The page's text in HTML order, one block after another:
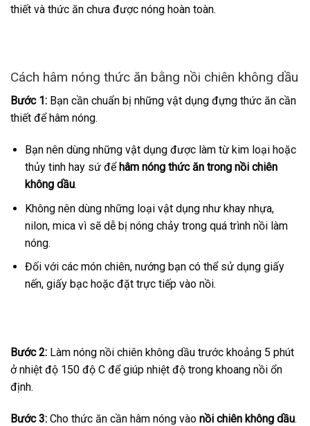
thiết và thức ăn chưa được nóng hoàn toàn.
Cách hâm nóng thức ăn bằng nồi chiên không dầu
Bước 1: Bạn cần chuẩn bị những vật dụng đựng thức ăn cần
thiết để hâm nóng.
Bạn nên dùng những vật dụng được làm từ kim loại hoặc
thủy tinh hay sứ đểhâm nóng thức ăn trong nồi chiên
không dầu.
Không nên dùng những loại vật dụng như khay nhựa,
nilon, mica vì sẽ dễ bị nóng chảy trong quá trình nồi làm
nóng.
Đối với các món chiên, nướng bạn có thể sử dụng giấy
nến, giấy bạc hoặc đặt trực tiếp vào nồi.
Bước 2: Làm nóng nồi chiên không dầu trước khoảng 5 phút
ở nhiệt độ 150 độ C để giúp nhiệt độ trong khoang nồi ổn
định.
Bước 3: Cho thức ăn cần hâm nóng vào nồi chiên không dầu.